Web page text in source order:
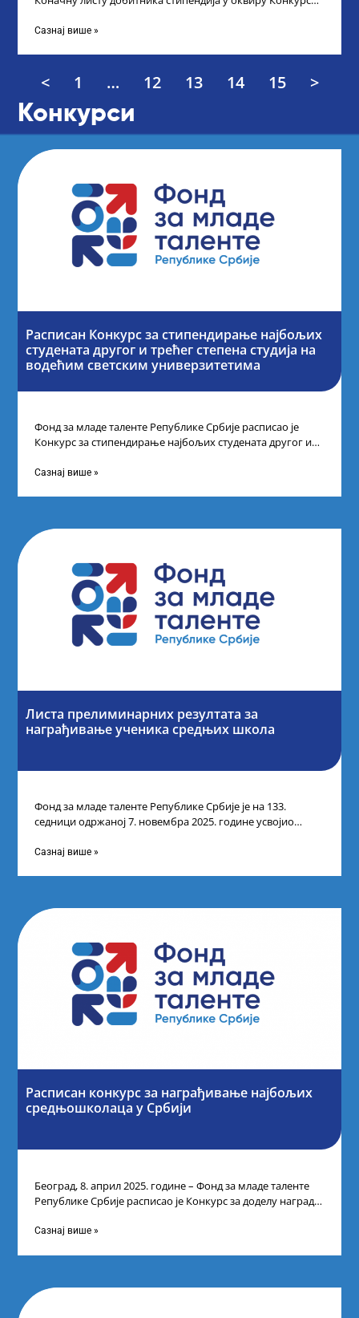
Сазнај више »
< 1 … 12 13 14 15 >
Конкурси
Расписан Конкурс за стипендирање најбољих
студената другог и трећег степена студија на
водећим светским универзитетима
Фонд за младе таленте Републике Србије расписао је
Конкурс за стипендирање најбољих студената другог и
Сазнај више »
Листа прелиминарних резултата за
награђивање ученика средњих школа
Фонд за младе таленте Републике Србије је на 133.
седници одржаној 7. новембра 2025. године усвојио
Сазнај више »
Расписан конкурс за награђивање најбољих
средњошколаца у Србији
Београд, 8. април 2025. године – Фонд за младе таленте
Републике Србије расписао је Конкурс за доделу награда
Сазнај више »